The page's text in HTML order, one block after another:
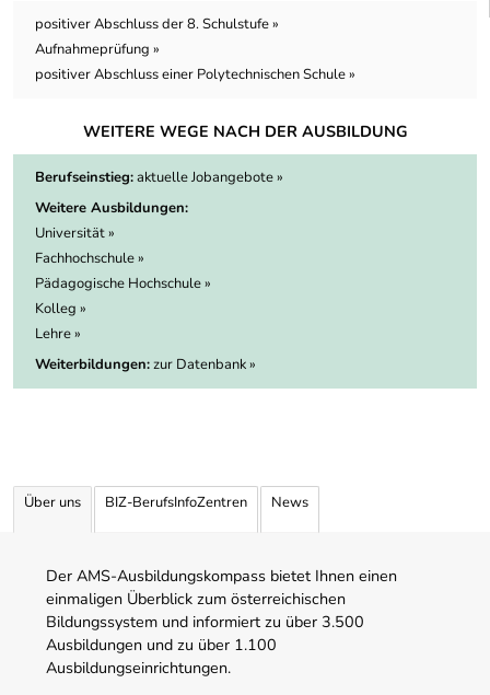
positiver Abschluss der 8. Schulstufe »
Aufnahmeprüfung »
positiver Abschluss einer Polytechnischen Schule »
WEITERE WEGE NACH DER AUSBILDUNG
Berufseinstieg:aktuelle Jobangebote »
Weitere Ausbildungen:
Universität »
Fachhochschule »
Pädagogische Hochschule »
Kolleg »
Lehre »
Weiterbildungen:zur Datenbank »
Über uns BIZ-BerufsInfoZentren News
Der AMS-Ausbildungskompass bietet Ihnen einen
einmaligen Überblick zum österreichischen
Bildungssystem und informiert zu über 3.500
Ausbildungen und zu über 1.100
Ausbildungseinrichtungen.